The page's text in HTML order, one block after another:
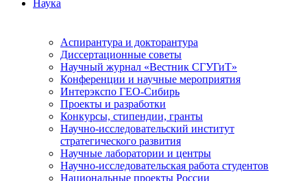
Наука
Аспирантура и докторантура
Диссертационные советы
Научный журнал «Вестник СГУГиТ»
Конференции и научные мероприятия
Интерэкспо ГЕО-Сибирь
Проекты и разработки
Конкурсы, стипендии, гранты
Научно-исследовательский институт
стратегического развития
Научные лаборатории и центры
Научно-исследовательская работа студентов
Национальные проекты России